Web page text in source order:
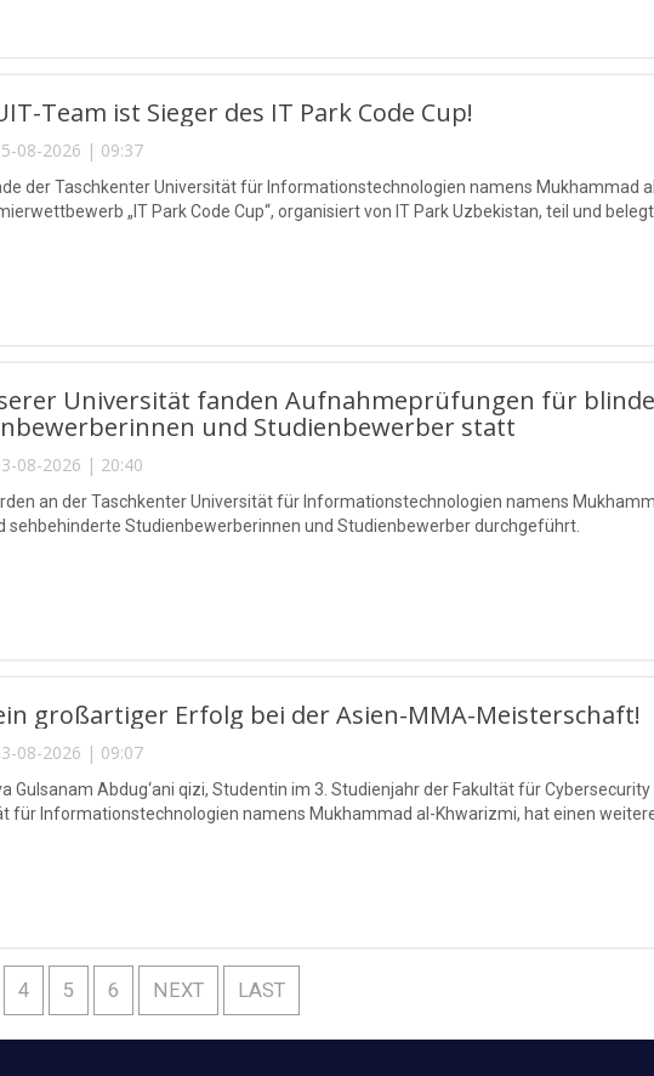
Team ist Sieger des IT Park Code Cup!
08-2026 | 09:37
der Taschkenter Universität für Informationstechnologien namens Mukhammad
„IT Park Code Cup“, organisiert von IT Park Uzbekistan, teil und
Universität fanden Aufnahmeprüfungen für
und Studienbewerber statt
08-2026 | 20:40
an der Taschkenter Universität für Informationstechnologien namens
sehbehinderte Studienbewerberinnen und Studienbewerber durchgeführt.
großartiger Erfolg bei der Asien-MMA-Meisterschaft!
08-2026 | 09:07
Gulsanam Abdug‘ani qizi, Studentin im 3. Studienjahr der Fakultät für
für Informationstechnologien namens Mukhammad al-Khwarizmi, hat einen
4 5 6 NEXT LAST